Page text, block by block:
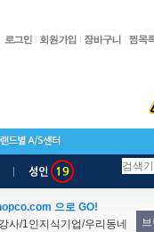
으로 GO!
사/1인지식기업/우리동네